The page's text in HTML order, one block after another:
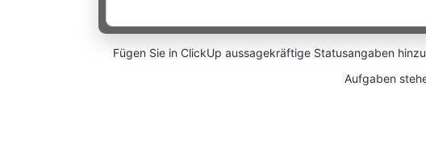
Fügen Sie in ClickUp aussagekräftige Statusangaben
Aufgaben